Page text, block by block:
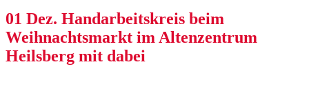
01 Dez. Handarbeitskreis beim
Weihnachtsmarkt im Altenzentrum
Heilsberg mit dabei